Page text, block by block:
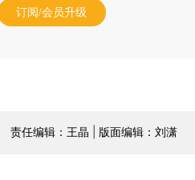
订阅/会员升级
责任编辑：王晶 | 版面编辑：刘潇